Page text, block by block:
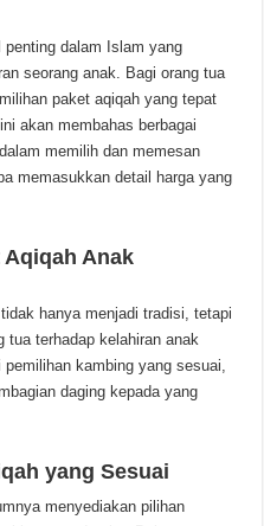
dalam Islam yang
seorang anak. Bagi orang tua
paket aqiqah yang tepat
akan membahas berbagai
memilih dan memesan
memasukkan detail harga yang
Aqiqah Anak
hanya menjadi tradisi, tetapi
tua terhadap kelahiran anak
kambing yang sesuai,
daging kepada yang
yang Sesuai
menyediakan pilihan